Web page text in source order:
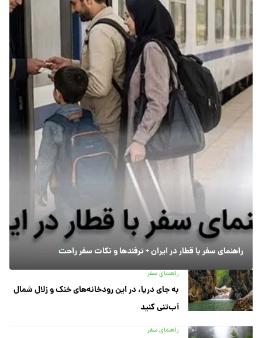
راهنمای سفر با قطار در ایران + ترفندها و نکات سفر راحت
راهنمای سفر
به جای دریا، در این رودخانه‌های خنک و زلال شمال
آب‌تنی کنید
راهنمای سفر